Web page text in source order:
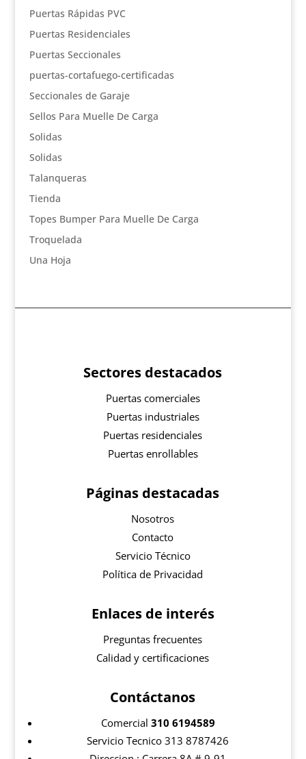
Puertas Rápidas PVC
Puertas Residenciales
Puertas Seccionales
puertas-cortafuego-certificadas
Seccionales de Garaje
Sellos Para Muelle De Carga
Solidas
Solidas
Talanqueras
Tienda
Topes Bumper Para Muelle De Carga
Troquelada
Una Hoja
Sectores destacados
Puertas comerciales
Puertas industriales
Puertas residenciales
Puertas enrollables
Páginas destacadas
Nosotros
Contacto
Servicio Técnico
Política de Privacidad
Enlaces de interés
Preguntas frecuentes
Calidad y certificaciones
Contáctanos
Comercial 310 6194589
Servicio Tecnico 313 8787426